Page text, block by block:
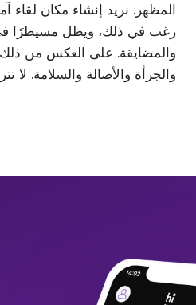
والمضايقة. على العكس من ذلك،
والجرأة والأصالة والسلامة. لا